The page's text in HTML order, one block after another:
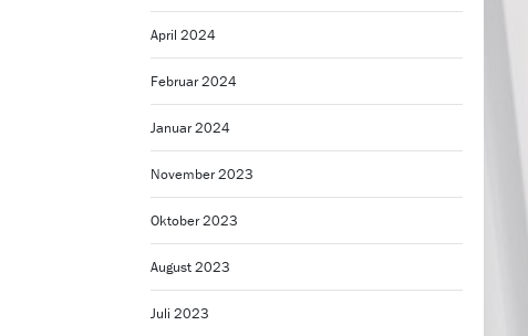
April 2024
Februar 2024
Januar 2024
November 2023
Oktober 2023
August 2023
Juli 2023